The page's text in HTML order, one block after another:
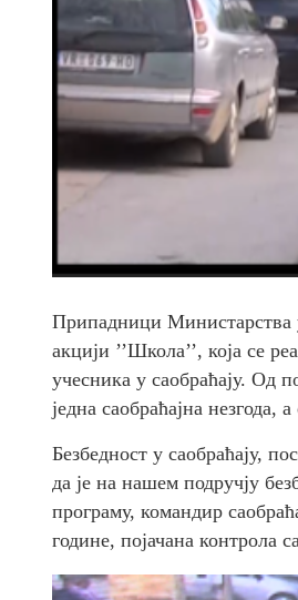
Припадници Министарства
акцији ’’Школа’’, која се
учесника у саобраћају. Од
једна саобраћајна
Безбедност у саобраћају,
да је на нашем подручју
програму, командир
године, појачана контрола